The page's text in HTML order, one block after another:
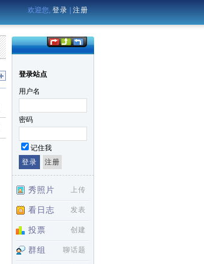
欢迎您, 登录 注册
登录站点
用户名
密码
记住我
秀照片 上传
看日志 发表
投票 创建
群组 聊话题